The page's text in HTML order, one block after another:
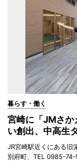
暮らす・働く
宮崎に「JMさ
い創出、中高生
JR宮崎駅近くにある旧
別府町、TEL 0985-